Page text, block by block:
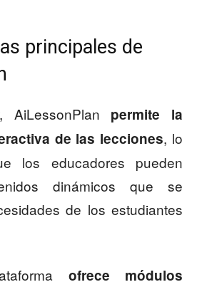
principales de
AiLessonPlan permite la
de las lecciones, lo
los educadores pueden
dinámicos que se
de los estudiantes
ofrece módulos